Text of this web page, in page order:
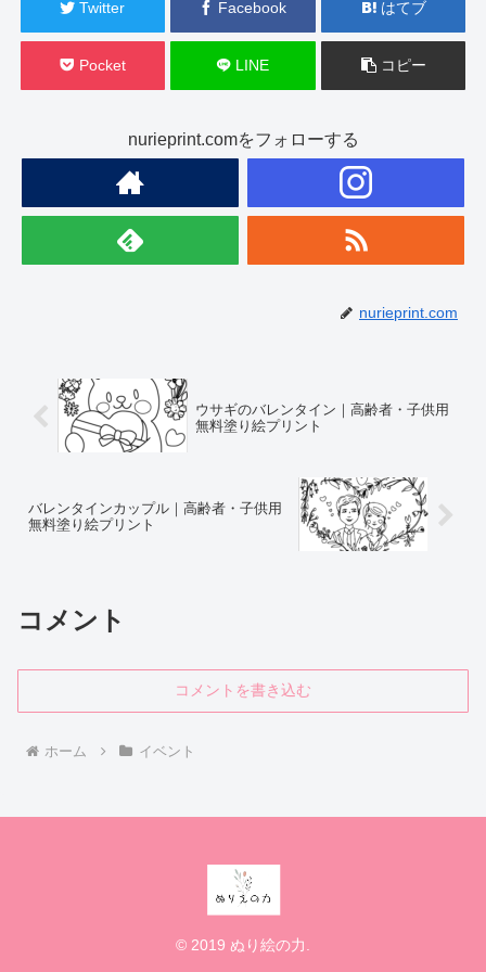
Twitter Facebook はてブ
Pocket LINE コピー
nurieprint.comをフォローする
nurieprint.com
ウサギのバレンタイン｜高齢者・子供用
無料塗り絵プリント
バレンタインカップル｜高齢者・子供用
無料塗り絵プリント
コメント
コメントを書き込む
ホーム イベント
© 2019 ぬり絵の力.